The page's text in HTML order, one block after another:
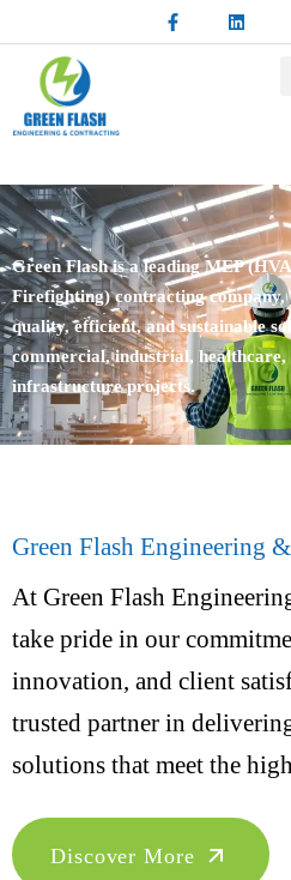
Green Flash is a leading MEP
Firefighting) contracting company,
quality, efficient, and sustainable
commercial, industrial, healthcare,
infrastructure projects.
Green Flash Engineering
At Green Flash
take pride in our
innovation, and client
trusted partner in
solutions that meet the
Discover More